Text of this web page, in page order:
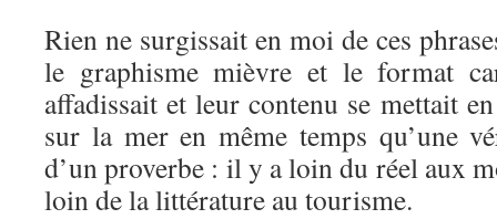
Rien ne surgissait en moi de ces
le graphisme mièvre et le format
affadissait et leur contenu se mettait
sur la mer en même temps qu’une
d’un proverbe : il y a loin du réel aux
loin de la littérature au tourisme.